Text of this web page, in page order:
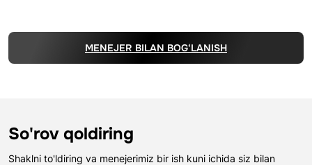
MENEJER BILAN BOG‘LANISH
So'rov qoldiring
Shaklni to'ldiring va menejerimiz bir ish kuni ichida siz bilan